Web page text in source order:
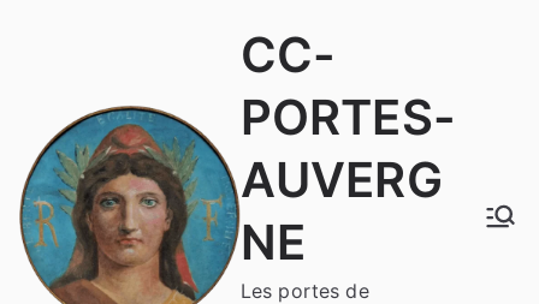
CC-
PORTES-
AUVERG
NE
Les portes de